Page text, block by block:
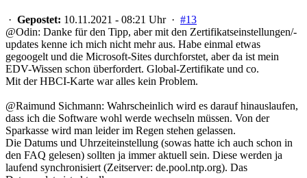
· Gepostet: 10.11.2021 - 08:21 Uhr · #13
@Odin: Danke für den Tipp, aber mit den Zertifikatseinstellungen/-
updates kenne ich mich nicht mehr aus. Habe einmal etwas
gegoogelt und die Microsoft-Sites durchforstet, aber da ist mein
EDV-Wissen schon überfordert. Global-Zertifikate und co.
Mit der HBCI-Karte war alles kein Problem.
@Raimund Sichmann: Wahrscheinlich wird es darauf hinauslaufen,
dass ich die Software wohl werde wechseln müssen. Von der
Sparkasse wird man leider im Regen stehen gelassen.
Die Datums und Uhrzeiteinstellung (sowas hatte ich auch schon in
den FAQ gelesen) sollten ja immer aktuell sein. Diese werden ja
laufend synchronisiert (Zeitserver: de.pool.ntp.org). Das